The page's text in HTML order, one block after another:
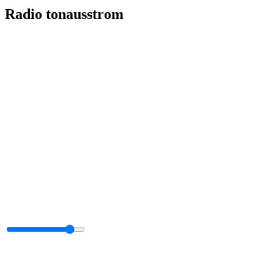
Radio tonausstrom